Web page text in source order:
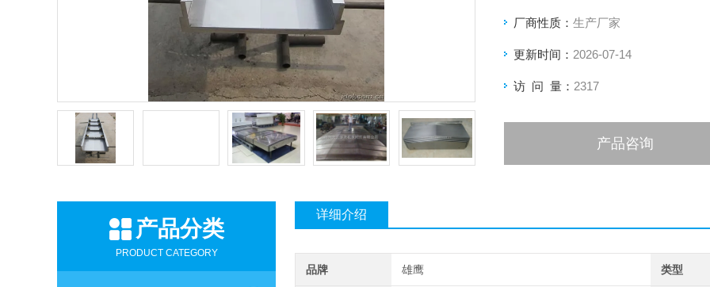
厂商性质： 生产厂家
更新时间： 2026-07-14
访 问 量： 2317
产品咨询
产品分类
PRODUCT CATEGORY
详细介绍
品牌 雄鹰 类型